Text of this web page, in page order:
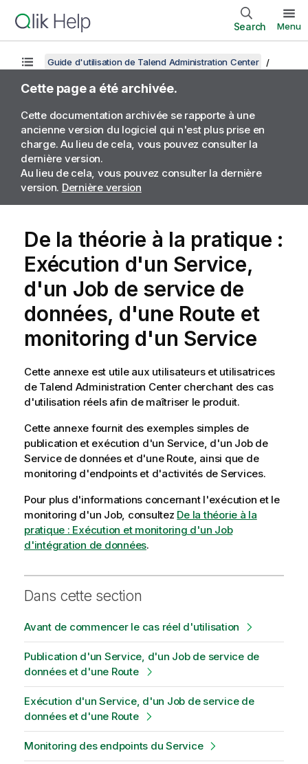
Search Menu
Guide d'utilisation de Talend Administration Center
Cette page a été archivée.
Cette documentation archivée se rapporte à une
ancienne version du logiciel qui n'est plus prise en
charge. Au lieu de cela, vous pouvez consulter la
dernière version.
Au lieu de cela, vous pouvez consulter la dernière
version. Dernière version
De la théorie à la pratique :
Exécution d'un Service,
d'un Job de service de
données, d'une Route et
monitoring d'un Service
Cette annexe est utile aux utilisateurs et utilisatrices
de Talend Administration Centercherchant des cas
d'utilisation réels afin de maîtriser le produit.
Cette annexe fournit des exemples simples de
publication et exécution d'un Service, d'un Job de
Service de données et d'une Route, ainsi que de
monitoring d'endpoints et d'activités de Services.
Pour plus d'informations concernant l'exécution et le
monitoring d'un Job, consultez De la théorie à la
pratique : Exécution et monitoring d'un Job
d'intégration de données.
Dans cette section
Avant de commencer le cas réel d'utilisation
Publication d'un Service, d'un Job de service de
données et d'une Route
Exécution d'un Service, d'un Job de service de
données et d'une Route
Monitoring des endpoints du Service